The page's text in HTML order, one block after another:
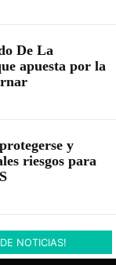
De La
apuesta por la
y
riesgos para
NOTICIAS!